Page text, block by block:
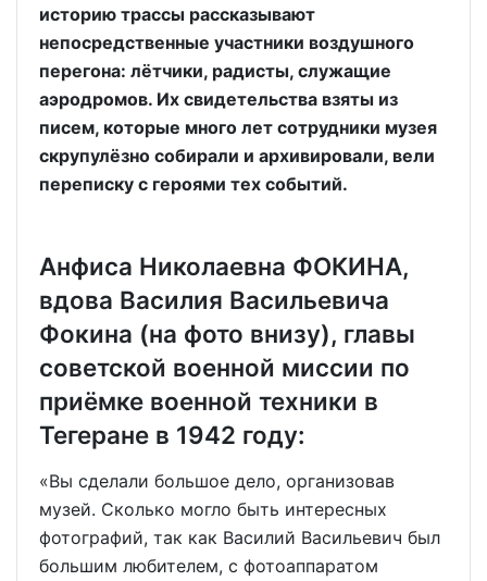
историю трассы рассказывают
непосредственные участники воздушного
перегона: лётчики, радисты, служащие
аэродромов. Их свидетельства взяты из
писем, которые много лет сотрудники музея
скрупулёзно собирали и архивировали, вели
переписку с героями тех событий.
Анфиса Николаевна ФОКИНА,
вдова Василия Васильевича
Фокина (на фото внизу), главы
советской военной миссии по
приёмке военной техники в
Тегеране в 1942 году:
«Вы сделали большое дело, организовав
музей. Сколько могло быть интересных
фотографий, так как Василий Васильевич был
большим любителем, с фотоаппаратом